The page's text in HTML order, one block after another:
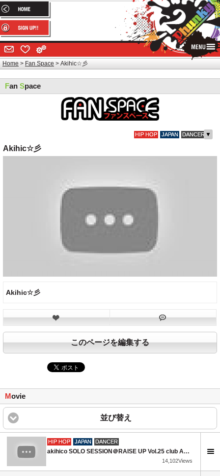
Home Fan Space Akihic☆彡
Fan Space
HIP HOP JAPAN DANCER ▼
Akihic☆彡
Akihic☆彡
このページを編集する
Movie
並び替え
HIP HOP JAPAN DANCER
akihico SOLO SESSION＠RAISE UP Vol.25 club AXXCIS 2010.9.9
14,102Views